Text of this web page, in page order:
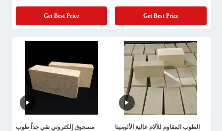
Get Best Price
Get Best Price
الطوب المقاوم للآلام عالية الألومينا
مسحوق إلكتروني نقي جداً طوب